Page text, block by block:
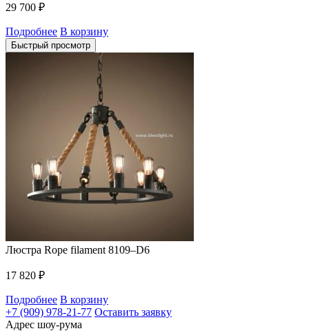
29 700 ₽
Подробнее В корзину
Быстрый просмотр
Люстра Rope filament 8109–D6
17 820 ₽
Подробнее В корзину
+7 (909) 978-21-77 Оставить заявку
Адрес шоу-рума